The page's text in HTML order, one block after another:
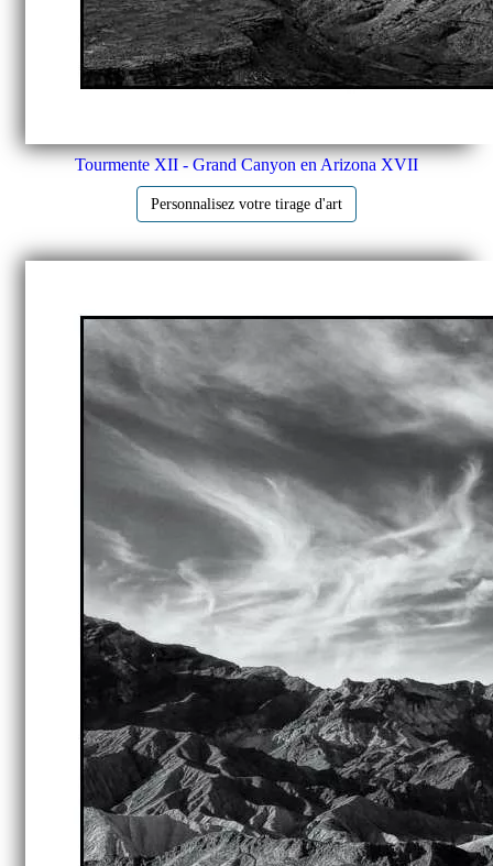
Tourmente XII - Grand Canyon en Arizona XVII
Personnalisez votre tirage d'art